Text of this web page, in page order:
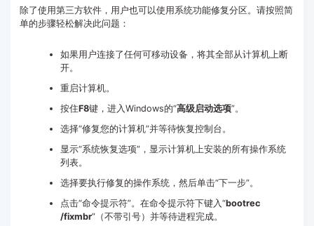
除了使用第三方软件，用户也可以使用系统功能修复分区。请按照简
单的步骤轻松解决此问题：
如果用户连接了任何可移动设备，将其全部从计算机上断
开。
重启计算机。
按住F8键，进入Windows的“高级启动选项”。
选择“修复您的计算机”并等待恢复控制台。
显示“系统恢复选项”，显示计算机上安装的所有操作系统
列表。
选择要执行修复的操作系统，然后单击“下一步”。
点击“命令提示符”。在命令提示符下键入“bootrec
/fixmbr”（不带引号）并等待进程完成。